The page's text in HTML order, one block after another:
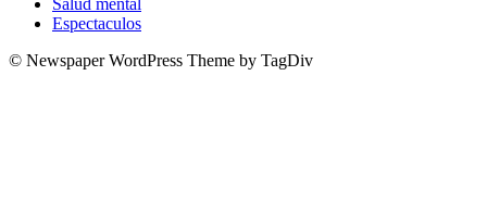
Espectaculos
© Newspaper WordPress Theme by TagDiv